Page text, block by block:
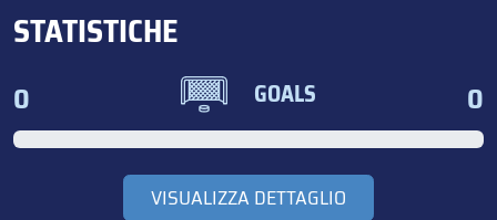
STATISTICHE
0 GOALS 0
VISUALIZZA DETTAGLIO